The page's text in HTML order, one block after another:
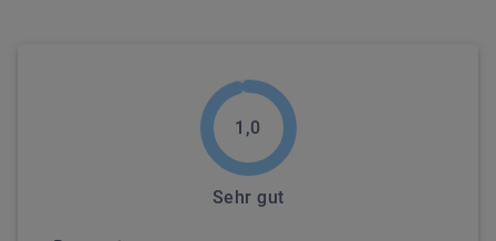
1,0
Sehr gut